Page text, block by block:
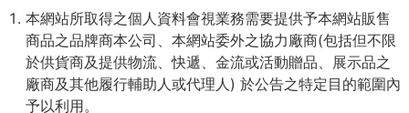
本網站所取得之個人資料會視業務需要提供予本網站販售
商品之品牌商本公司、本網站委外之協力廠商(包括但不限
於供貨商及提供物流、快遞、金流或活動贈品、展示品之
廠商及其他履行輔助人或代理人) 於公告之特定目的範圍內
予以利用。